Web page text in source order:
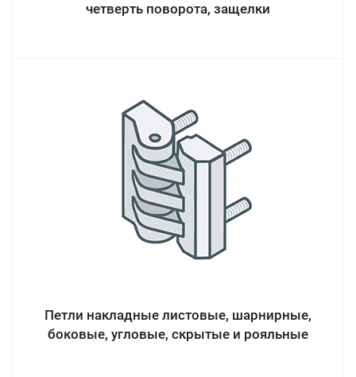
четверть поворота, защелки
Петли накладные листовые, шарнирные,
боковые, угловые, скрытые и рояльные